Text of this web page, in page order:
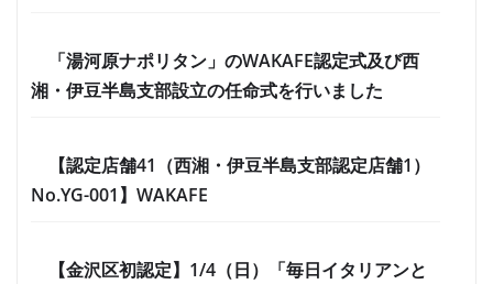
「湯河原ナポリタン」のWAKAFE認定式及び西
湘・伊豆半島支部設立の任命式を行いました
【認定店舗41（西湘・伊豆半島支部認定店舗1）
No.YG-001】WAKAFE
【金沢区初認定】1/4（日）「毎日イタリアンと